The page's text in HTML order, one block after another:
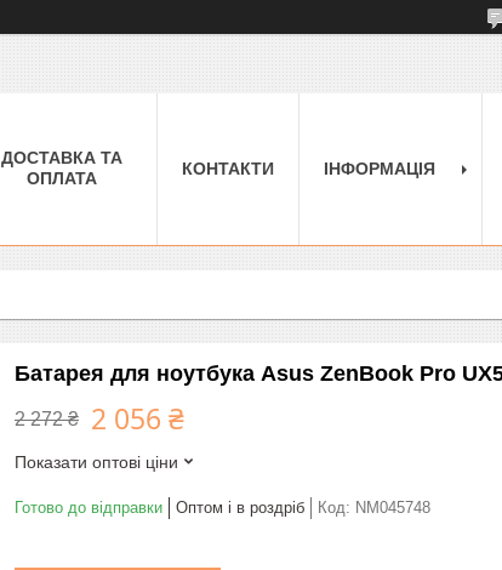
ДОСТАВКА ТА
ОПЛАТА
КОНТАКТИ ІНФОРМАЦІЯ
Батарея для ноутбука Asus ZenBook Pro
2 272 ₴ 2 056 ₴
Показати оптові ціни
Готово до відправки Оптом і в роздріб Код: NM045748